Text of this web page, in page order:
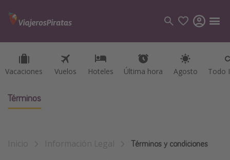
Vacaciones Vuelos Hoteles Última hora Agosto Todo
Vacaciones Vuelos Hoteles Última hora Agosto Todo
Categorías
Vuelos
Hoteles
Términos
Términos y condiciones